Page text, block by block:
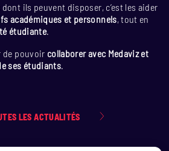
ils peuvent disposer, c’est les aider
académiques et personnels, tout en
étudiante.
de pouvoir collaborer avec Medaviz et
ses étudiants.
LES ACTUALITÉS